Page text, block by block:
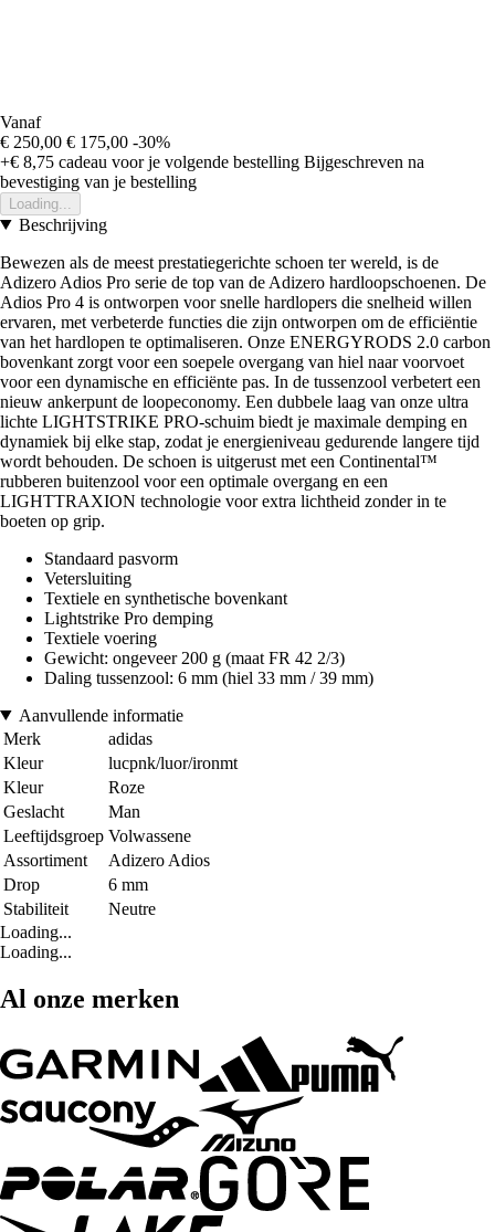
Vanaf
€ 250,00 € 175,00 -30%
+€ 8,75 cadeau voor je volgende bestelling Bijgeschreven na
bevestiging van je bestelling
Loading...
Beschrijving
Bewezen als de meest prestatiegerichte schoen ter wereld, is de
Adizero Adios Pro serie de top van de Adizero hardloopschoenen. De
Adios Pro 4 is ontworpen voor snelle hardlopers die snelheid willen
ervaren, met verbeterde functies die zijn ontworpen om de efficiëntie
van het hardlopen te optimaliseren. Onze ENERGYRODS 2.0 carbon
bovenkant zorgt voor een soepele overgang van hiel naar voorvoet
voor een dynamische en efficiënte pas. In de tussenzool verbetert een
nieuw ankerpunt de loopeconomy. Een dubbele laag van onze ultra
lichte LIGHTSTRIKE PRO-schuim biedt je maximale demping en
dynamiek bij elke stap, zodat je energieniveau gedurende langere tijd
wordt behouden. De schoen is uitgerust met een Continental™
rubberen buitenzool voor een optimale overgang en een
LIGHTTRAXION technologie voor extra lichtheid zonder in te
boeten op grip.
Standaard pasvorm
Vetersluiting
Textiele en synthetische bovenkant
Lightstrike Pro demping
Textiele voering
Gewicht: ongeveer 200 g (maat FR 42 2/3)
Daling tussenzool: 6 mm (hiel 33 mm / 39 mm)
Aanvullende informatie
Merk
adidas
Kleur
lucpnk/luor/ironmt
Kleur
Roze
Geslacht
Man
Leeftijdsgroep Volwassene
Assortiment
Adizero Adios
Drop
6 mm
Stabiliteit
Neutre
Loading...
Loading...
Al onze merken